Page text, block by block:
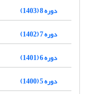
دوره 8 (1403)
دوره 7 (1402)
دوره 6 (1401)
دوره 5 (1400)